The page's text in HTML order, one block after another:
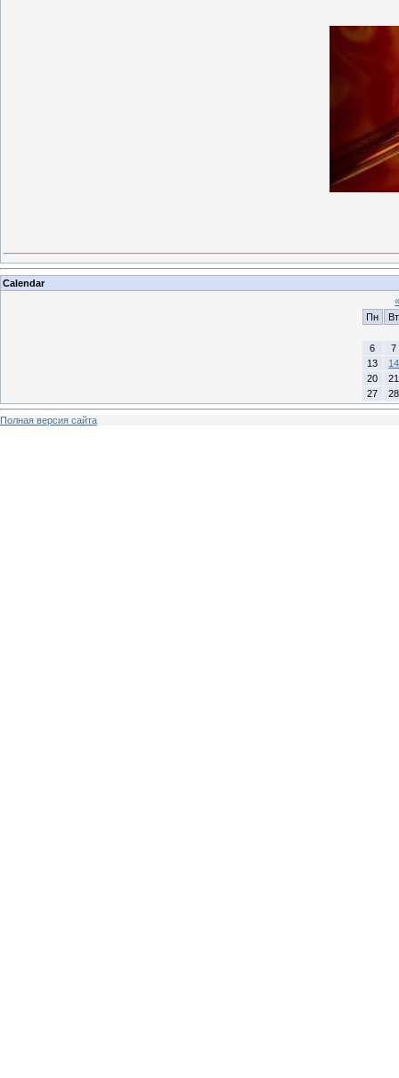
Calendar
«
Пн
Вт
6
7
13
14
20
21
27
28
Полная версия сайта